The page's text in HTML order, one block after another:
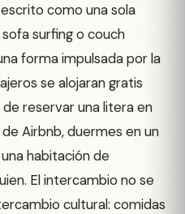
como una sola
surfing o couch
forma impulsada por la
se alojaran gratis
de reservar una litera en
Airbnb, duermes en un
habitación de
El intercambio no se
cultural: comidas